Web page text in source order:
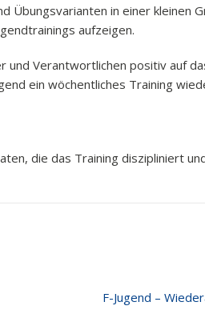
Übungsvarianten in einer kleinen
aufzeigen.
Verantwortlichen positiv auf
ein wöchentliches Training
die das Training diszipliniert
F-Jugend –